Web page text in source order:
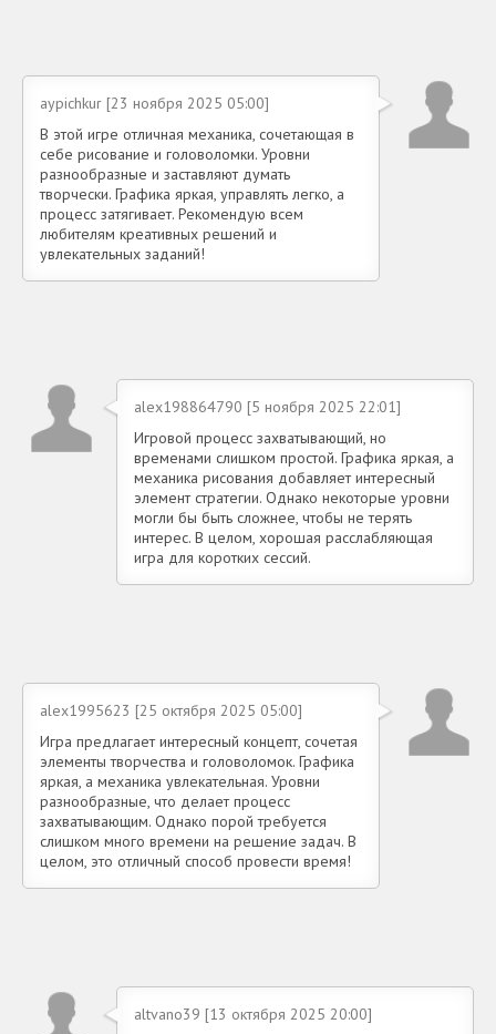
aypichkur [23 ноября 2025 05:00]
В этой игре отличная механика, сочетающая в
себе рисование и головоломки. Уровни
разнообразные и заставляют думать
творчески. Графика яркая, управлять легко, а
процесс затягивает. Рекомендую всем
любителям креативных решений и
увлекательных заданий!
alex198864790 [5 ноября 2025 22:01]
Игровой процесс захватывающий, но
временами слишком простой. Графика яркая, а
механика рисования добавляет интересный
элемент стратегии. Однако некоторые уровни
могли бы быть сложнее, чтобы не терять
интерес. В целом, хорошая расслабляющая
игра для коротких сессий.
alex1995623 [25 октября 2025 05:00]
Игра предлагает интересный концепт, сочетая
элементы творчества и головоломок. Графика
яркая, а механика увлекательная. Уровни
разнообразные, что делает процесс
захватывающим. Однако порой требуется
слишком много времени на решение задач. В
целом, это отличный способ провести время!
altvano39 [13 октября 2025 20:00]